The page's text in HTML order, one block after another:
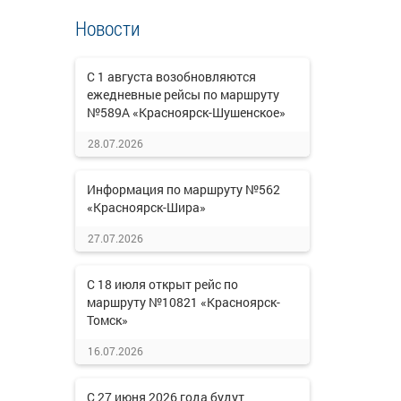
Новости
С 1 августа возобновляются
ежедневные рейсы по маршруту
№589А «Красноярск-Шушенское»
28.07.2026
Информация по маршруту №562
«Красноярск-Шира»
27.07.2026
С 18 июля открыт рейс по
маршруту №10821 «Красноярск-
Томск»
16.07.2026
С 27 июня 2026 года будут